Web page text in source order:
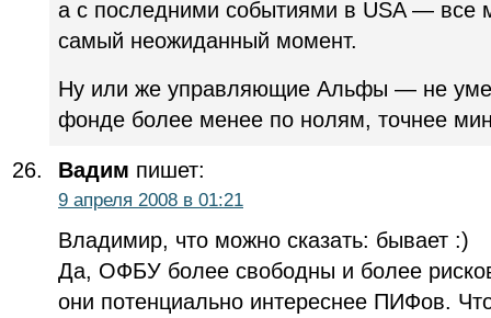
а с последними событиями в USA — все
самый неожиданный момент.
Ну или же управляющие Альфы — не
фонде более менее по нолям, точнее
Вадим пишет:
9 апреля 2008 в 01:21
Владимир, что можно сказать: бывает :)
Да, ОФБУ более свободны и более
они потенциально интереснее ПИФов. Что